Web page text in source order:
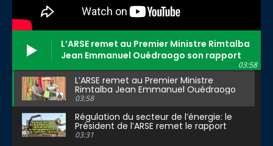
L’ARSE remet au Premier Ministre Rimtalba
Jean Emmanuel Ouédraogo son rapport
03:58
L’ARSE remet au Premier Ministre
Rimtalba Jean Emmanuel Ouédraogo
son rapport d’activité 2025
03:58
Régulation du secteur de l’énergie: le
Président de l’ARSE remet le rapport
2024 au Premier Ministre
03:31